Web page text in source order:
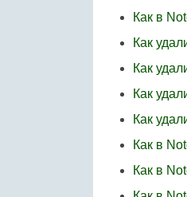
Как в
Как
Как
Как
Как
Как в
Как в